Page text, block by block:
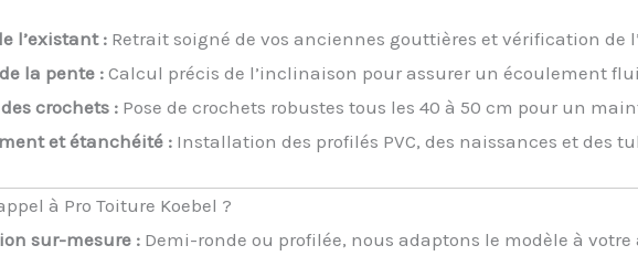
l’existant : Retrait soigné de vos anciennes gouttières et vérification de
la pente :Calcul précis de l’inclinaison pour assurer un écoulement
crochets : Pose de crochets robustes tous les 40 à 50 cm pour un
et étanchéité : Installation des profilés PVC, des naissances et des
à Pro Toiture Koebel ?
sur-mesure : Demi-ronde ou profilée, nous adaptons le modèle à